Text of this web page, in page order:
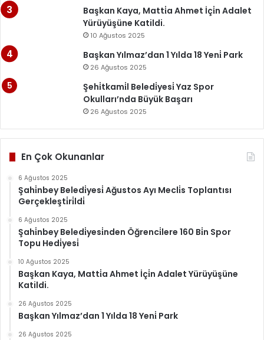
Başkan Kaya, Matti̇a Ahmet İçi̇n Adalet
Yürüyüşüne Katildi.
10 Ağustos 2025
Başkan Yılmaz’dan 1 Yılda 18 Yeni̇ Park
26 Ağustos 2025
Şehi̇tkami̇l Beledi̇yesi̇ Yaz Spor
Okulları’nda Büyük Başarı
26 Ağustos 2025
En Çok Okunanlar
6 Ağustos 2025
Şahi̇nbey Beledi̇yesi̇ Ağustos Ayı Mecli̇s Toplantısı
Gerçekleşti̇ri̇ldi̇
6 Ağustos 2025
Şahi̇nbey Beledi̇yesi̇nden Öğrenci̇lere 160 Bi̇n Spor
Topu Hedi̇yesi̇
10 Ağustos 2025
Başkan Kaya, Matti̇a Ahmet İçi̇n Adalet Yürüyüşüne
Katildi.
26 Ağustos 2025
Başkan Yılmaz’dan 1 Yılda 18 Yeni̇ Park
26 Ağustos 2025